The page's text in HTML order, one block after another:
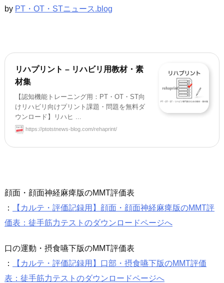
by PT・OT・STニュース.blog
リハプリント – リハビリ用教材・素
材集
【認知機能トレーニング用：PT・OT・ST向
けリハビリ向けプリント課題・問題を無料ダ
ウンロード】リハヒ ...
https://ptotstnews-blog.com/rehaprint/
顔面・顔面神経麻痺版のMMT評価表
：
【カルテ・評価記録用】顔面・顔面神経麻痺版のMMT評
価表：徒手筋力テストのダウンロードページへ
口の運動・摂食嚥下版のMMT評価表
：
【カルテ・評価記録用】口部・摂食嚥下版のMMT評価
表：徒手筋力テストのダウンロードページへ